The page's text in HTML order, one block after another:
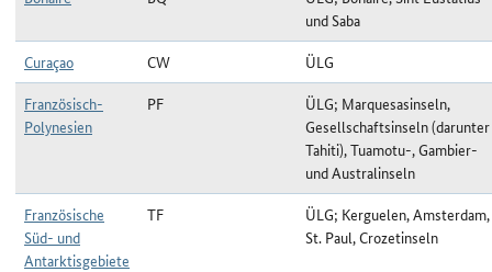
und Saba
Curaçao
CW
ÜLG
Französisch-
Polynesien
PF
ÜLG; Marquesasinseln,
Gesellschaftsinseln (darunter
Tahiti), Tuamotu-, Gambier-
und Australinseln
Französische
Süd- und
Antarktisgebiete
TF
ÜLG; Kerguelen, Amsterdam,
St. Paul, Crozetinseln